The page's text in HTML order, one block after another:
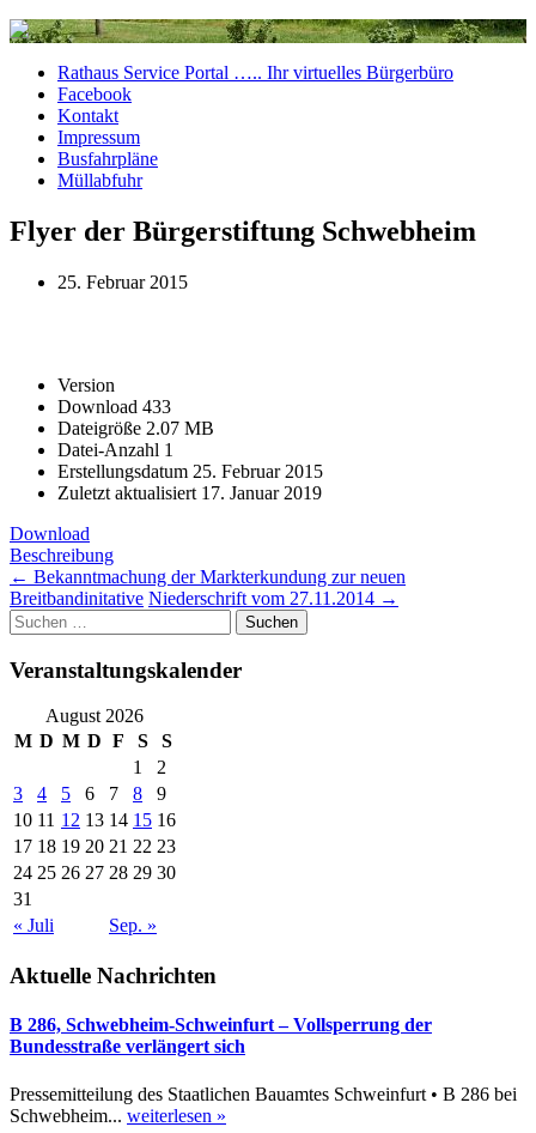
Rathaus Service Portal ….. Ihr virtuelles Bürgerbüro
Facebook
Kontakt
Impressum
Busfahrpläne
Müllabfuhr
Flyer der Bürgerstiftung Schwebheim
25. Februar 2015
Version
Download 433
Dateigröße 2.07 MB
Datei-Anzahl 1
Erstellungsdatum 25. Februar 2015
Zuletzt aktualisiert 17. Januar 2019
Download
Beschreibung
Post
navigation
← Bekanntmachung der Markterkundung zur neuen
Breitbandinitative Niederschrift vom 27.11.2014 →
Suchen
nach:
Veranstaltungskalender
August 2026
M D M D F S
S
1
2
3
4 5 6 7 8
9
10 11 12 13 14 15 16
17 18 19 20 21 22 23
24 25 26 27 28 29 30
31
« Juli
Sep. »
Aktuelle Nachrichten
B 286, Schwebheim-Schweinfurt – Vollsperrung der
Bundesstraße verlängert sich
Pressemitteilung des Staatlichen Bauamtes Schweinfurt • B 286 bei
Schwebheim... weiterlesen »